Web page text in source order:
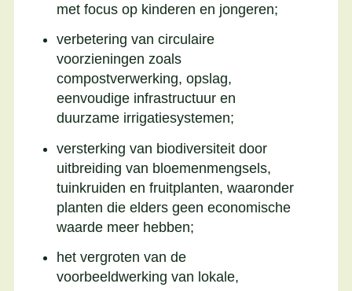
met focus op kinderen en jongeren;
verbetering van circulaire
voorzieningen zoals
compostverwerking, opslag,
eenvoudige infrastructuur en
duurzame irrigatiesystemen;
versterking van biodiversiteit door
uitbreiding van bloemenmengsels,
tuinkruiden en fruitplanten, waaronder
planten die elders geen economische
waarde meer hebben;
het vergroten van de
voorbeeldwerking van lokale,